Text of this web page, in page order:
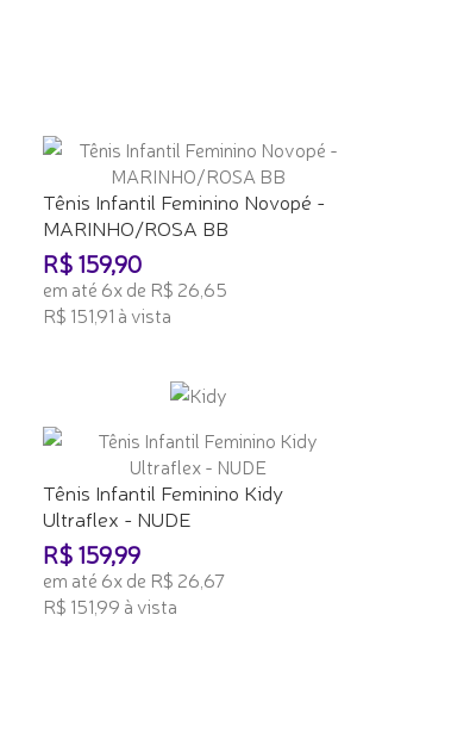
Tênis Infantil Feminino Novopé -
MARINHO/ROSA BB
R$ 159,90
em até 6x de R$ 26,65
R$ 151,91 à vista
Tênis Infantil Feminino Kidy
Ultraflex - NUDE
R$ 159,99
em até 6x de R$ 26,67
R$ 151,99 à vista